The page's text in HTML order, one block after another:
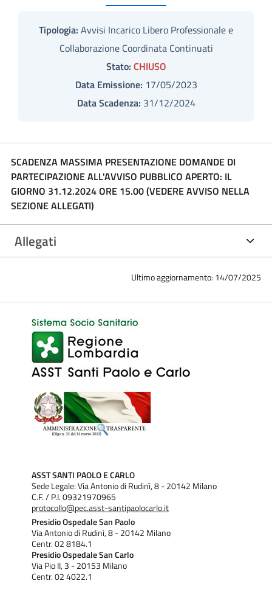
Tipologia: Avvisi Incarico Libero Professionale e
Collaborazione Coordinata Continuati
Stato: CHIUSO
Data Emissione: 17/05/2023
Data Scadenza: 31/12/2024
SCADENZA MASSIMA PRESENTAZIONE DOMANDE DI
PARTECIPAZIONE ALL'AVVISO PUBBLICO APERTO: IL
GIORNO 31.12.2024 ORE 15.00 (VEDERE AVVISO NELLA
SEZIONE ALLEGATI)
Allegati
Ultimo aggiornamento: 14/07/2025
ASST SANTI PAOLO E CARLO
Sede Legale: Via Antonio di Rudinì, 8 - 20142 Milano
C.F. / P.I. 09321970965
protocollo@pec.asst-santipaolocarlo.it
Presidio Ospedale San Paolo
Via Antonio di Rudinì, 8 - 20142 Milano
Centr. 02 8184.1
Presidio Ospedale San Carlo
Via Pio II, 3 - 20153 Milano
Centr. 02 4022.1